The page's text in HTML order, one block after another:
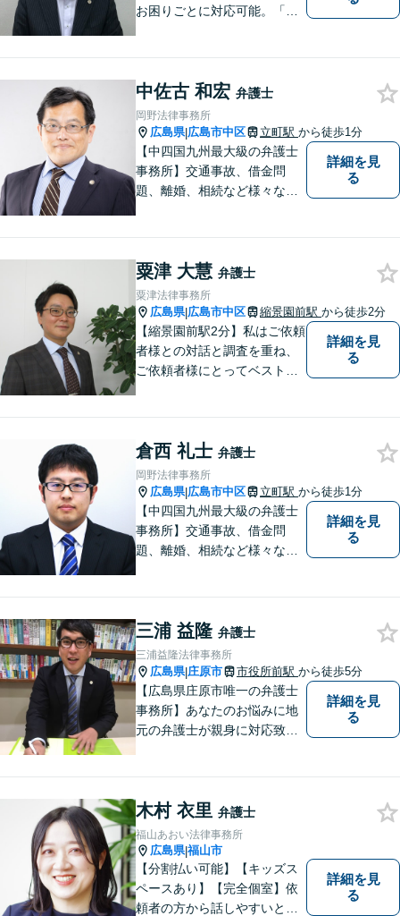
お困りごとに対応可能。「実
対応可】
中佐古 和宏 弁護士
岡野法律事務所
広島県|広島市中区 立町駅 から徒歩1分
【中四国九州最大級の弁護士
事務所】交通事故、借金問
題、離婚、相続など様々な問
い！
詳細を見
る
粟津 大慧 弁護士
粟津法律事務所
広島県|広島市中区 縮景園前駅 から徒歩2分
【縮景園前駅2分】私はご依頼
者様との対話と調査を重ね、
ご依頼者様にとってベストな
様にご満足いただけるよう、
日々研鑽を積んでおります。
ぜひお気軽にご相談くださ
い。
詳細を見
る
倉西 礼士 弁護士
岡野法律事務所
広島県|広島市中区 立町駅 から徒歩1分
【中四国九州最大級の弁護士
事務所】交通事故、借金問
題、離婚、相続など様々な問
い！
詳細を見
る
三浦 益隆 弁護士
三浦益隆法律事務所
広島県|庄原市 市役所前駅 から徒歩5分
【広島県庄原市唯一の弁護士
事務所】あなたのお悩みに地
元の弁護士が親身に対応致し
詳細を見
る
木村 衣里 弁護士
福山あおい法律事務所
広島県|福山市
【分割払い可能】【キッズス
ペースあり】【完全個室】依
頼者の方から話しやすいと定
詳細を見
る